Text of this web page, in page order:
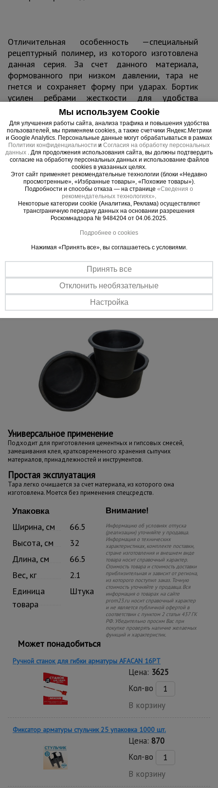
Отличительная особенность —специальный
рецептурный полимер, из которого изготовлена
данная серия. За счет данного материала,
формованного при низком давлении, тара не
гнется и сохраняет форму при ударах. Бортик
усилен ребрами жесткости для удобства
Тара может быть использована не только при
строительстве, но и в быту для хранения
жидкостей или сыпучих продуктов. Она
невосприимчива к воздействию многих
химических веществ, а также к перепадам
температур от -40 до +60 градусов.
Серия представлена круглыми и квадратными
моделями объемом 40, 60 и 80 литров.
Важные преимущества –
эффективная работа
Полимерный материал
Тара не подвержена деформации, гниению и коррозии.
Универсальное применение
Подходит для приготовления цементных и гипсовых смесей,
замешивания клея, кратковременного хранения сыпучих
материалов, принадлежностей и инструментов.
Простая эксплуатация
Тара легко очищается за счет материала, из которого она
изготовлена. Моется без применения спецсредств.
Упаковка
Ширина, см
66.5
Высота, см
32
Длина, см
66.5
Вес, кг
2.1
Единица
товара
Штука
Внимание!
Информацию об условиях отпуска
(реализации) уточняйте у продавца.
Информация о технических
характеристиках, комплекте поставки,
стране изготовления и внешнем виде
товара носит справочный характер.
Стоимость товара и стоимость доставки
приблизительная и зависит от региона,
из которого поступил заказ. Точную
стоимость уточняйте у продавца. Вся
информация о товарах на сайте
prom23.ru носит справочный характер
и не является публичной офертой в
соответствии с пунктом 2 статьи 437 ГК
РФ. Убедительно просим Вас при
покупке проверять наличие желаемых
функций и характеристик.
Может понадобиться
Ручной станок для гибки арматуры AFACAN 16PT
Цена: 3625
Кол-во
В корзину
Фиксатор арматуры стульчик 25 упаковка 1000 шт.
Цена: 870
Кол-во
В корзину
Мы используем Cookie
Для улучшения работы сайта, анализа трафика и повышения удобства
пользователей, мы применяем cookies, а также счетчики Яндекс.Метрики
и Google Analytics. Персональные данные могут обрабатываться в рамках
Политики конфиденциальности и Согласия на обработку персональных
данных . Для продолжения использования сайта, вы должны подтвердить
согласие на обработку персональных данных и использование файлов
cookies в указанных целях.
Этот сайт применяет рекомендательные технологии (блоки «Недавно
просмотренные», «Избранные товары», «Похожие товары»).
Подробности и способы отказа — на странице «Сведения о
рекомендательных технологиях».
Некоторые категории cookie (Аналитика, Реклама) осуществляют
трансграничную передачу данных на основании разрешения
Роскомнадзора № 9484204 от 04.06.2025.
Подробнее о cookies
Нажимая «Принять все», вы соглашаетесь с условиями.
Принять все
Отклонить необязательные
Настройка